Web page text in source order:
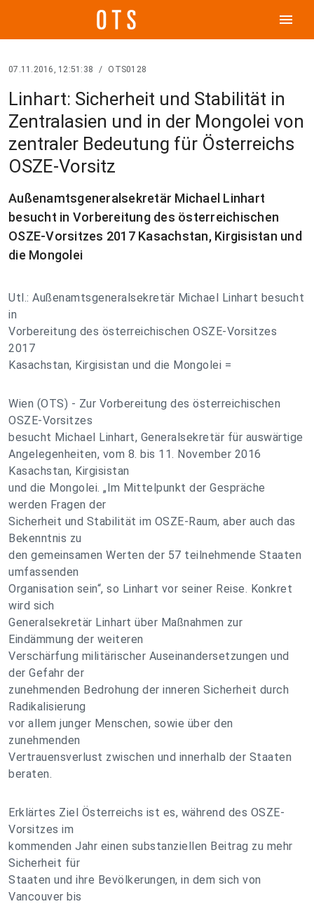
menu
07.11.2016, 12:51:38 / OTS0128
Linhart: Sicherheit und Stabilität in
Zentralasien und in der Mongolei von
zentraler Bedeutung für Österreichs
OSZE-Vorsitz
Außenamtsgeneralsekretär Michael Linhart
besucht in Vorbereitung des österreichischen
OSZE-Vorsitzes 2017 Kasachstan, Kirgisistan und
die Mongolei
Utl.: Außenamtsgeneralsekretär Michael Linhart besucht
in
Vorbereitung des österreichischen OSZE-Vorsitzes
2017
Kasachstan, Kirgisistan und die Mongolei =
Wien (OTS) - Zur Vorbereitung des österreichischen
OSZE-Vorsitzes
besucht Michael Linhart, Generalsekretär für auswärtige
Angelegenheiten, vom 8. bis 11. November 2016
Kasachstan, Kirgisistan
und die Mongolei. „Im Mittelpunkt der Gespräche
werden Fragen der
Sicherheit und Stabilität im OSZE-Raum, aber auch das
Bekenntnis zu
den gemeinsamen Werten der 57 teilnehmende Staaten
umfassenden
Organisation sein“, so Linhart vor seiner Reise. Konkret
wird sich
Generalsekretär Linhart über Maßnahmen zur
Eindämmung der weiteren
Verschärfung militärischer Auseinandersetzungen und
der Gefahr der
zunehmenden Bedrohung der inneren Sicherheit durch
Radikalisierung
vor allem junger Menschen, sowie über den
zunehmenden
Vertrauensverlust zwischen und innerhalb der Staaten
beraten.
Erklärtes Ziel Österreichs ist es, während des OSZE-
Vorsitzes im
kommenden Jahr einen substanziellen Beitrag zu mehr
Sicherheit für
Staaten und ihre Bevölkerungen, in dem sich von
Vancouver bis